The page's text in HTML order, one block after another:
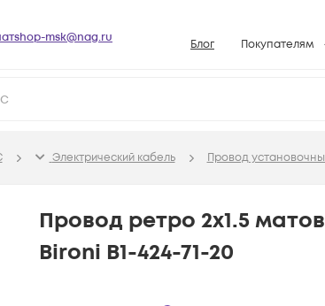
shop-msk@nag.ru Блог Покупателям
Условия
Возврат
Электрический кабель Провод
Провод ретро 2х1.5
Bironi B1-424-71-20